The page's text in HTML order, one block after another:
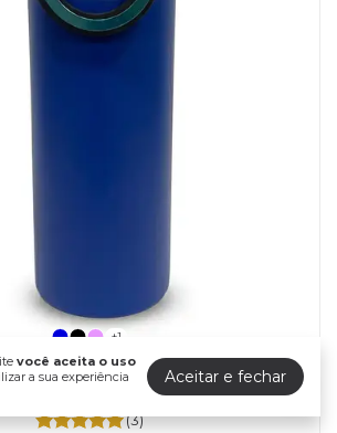
você aceita o uso
a sua experiência
Aceitar e fechar
+1
Personalizada HeatWave 1000ml
(3)